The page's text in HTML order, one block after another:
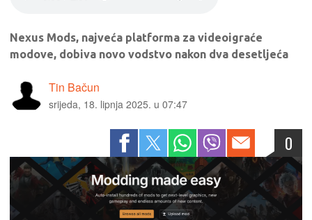
Nexus Mods, najveća platforma za videoigraće
modove, dobiva novo vodstvo nakon dva desetljeća
Tin Bačun
srijeda, 18. lipnja 2025. u 07:47
0